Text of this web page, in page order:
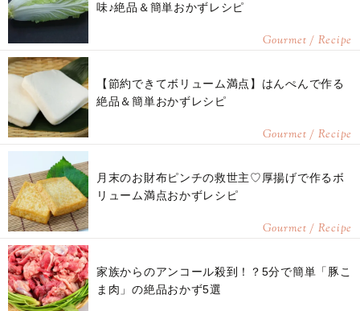
味♪絶品＆簡単おかずレシピ
Gourmet / Recipe
【節約できてボリューム満点】はんぺんで作る
絶品＆簡単おかずレシピ
Gourmet / Recipe
月末のお財布ピンチの救世主♡厚揚げで作るボ
リューム満点おかずレシピ
Gourmet / Recipe
家族からのアンコール殺到！？5分で簡単「豚こ
ま肉」の絶品おかず5選